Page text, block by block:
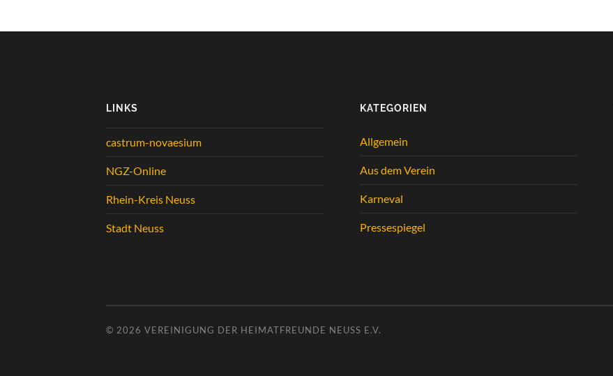
LINKS
castrum-novaesium
NGZ-Online
Rhein-Kreis Neuss
Stadt Neuss
KATEGORIEN
Allgemein
Aus dem Verein
Karneval
Pressespiegel
© 2026 VEREINIGUNG DER HEIMATFREUNDE NEUSS E.V.